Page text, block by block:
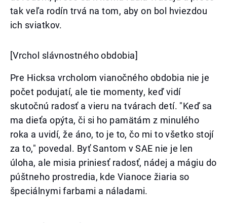
tak veľa rodín trvá na tom, aby on bol hviezdou
ich sviatkov.
[Vrchol slávnostného obdobia]
Pre Hicksa vrcholom vianočného obdobia nie je
počet podujatí, ale tie momenty, keď vidí
skutočnú radosť a vieru na tvárach detí. "Keď sa
ma dieťa opýta, či si ho pamätám z minulého
roka a uvidí, že áno, to je to, čo mi to všetko stojí
za to," povedal. Byť Santom v SAE nie je len
úloha, ale misia priniesť radosť, nádej a mágiu do
púštneho prostredia, kde Vianoce žiaria so
špeciálnymi farbami a náladami.